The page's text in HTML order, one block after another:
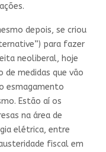
depois, se criou
para fazer
neoliberal, hoje
de medidas que vão
esmagamento
Estão aí os
na área de
elétrica, entre
fiscal em